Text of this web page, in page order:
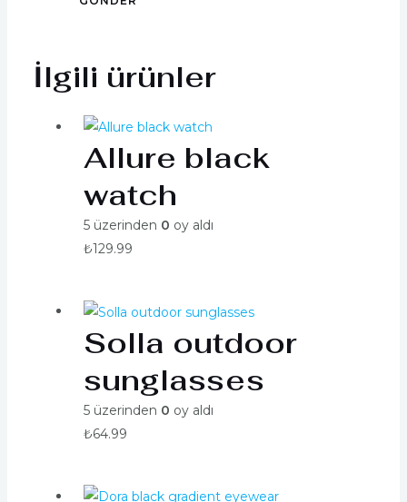
İlgili ürünler
Allure black
watch
5 üzerinden 0 oy aldı
₺129.99
Solla outdoor
sunglasses
5 üzerinden 0 oy aldı
₺64.99